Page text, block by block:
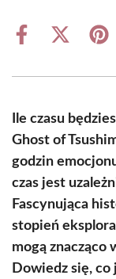
Share
Share
(Twitter)
Ile czasu
Ghost of
godzin
czas jest
Fascynująca
stopień
mogą znacząco
Dowiedz się, co